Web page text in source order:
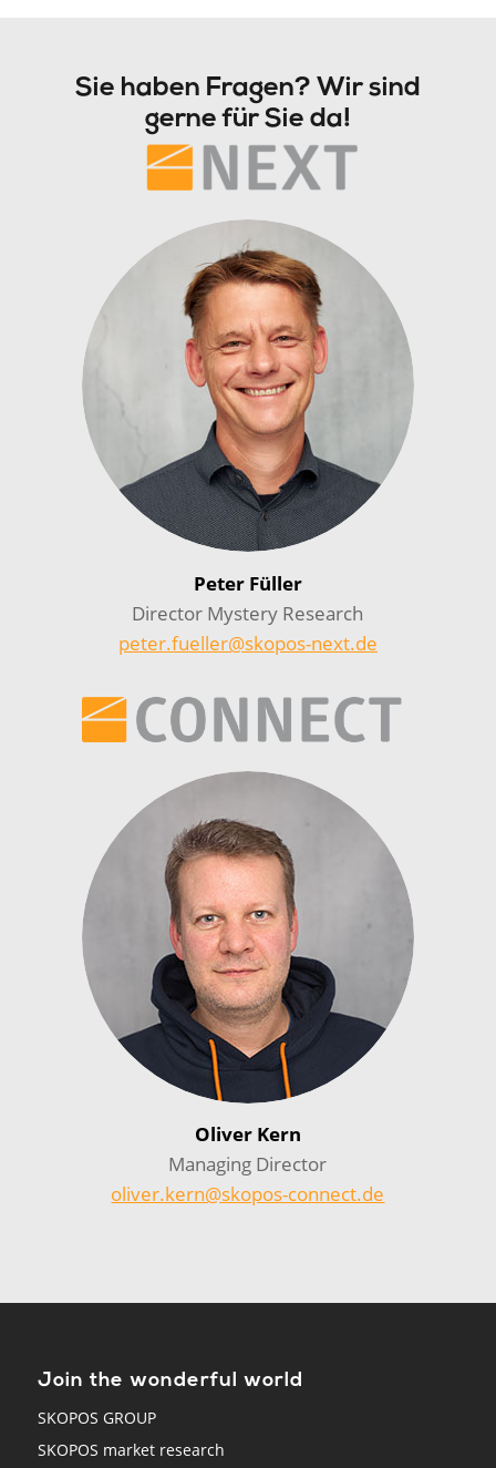
Sie haben Fragen? Wir sind
gerne für Sie da!
Peter Füller
Director Mystery Research
peter.fueller@skopos-next.de
Oliver Kern
Managing Director
oliver.kern@skopos-connect.de
Join the wonderful world
SKOPOS GROUP
SKOPOS market research